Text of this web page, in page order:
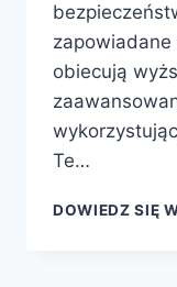
obiecują
Te…
DOWIEDZ SIĘ